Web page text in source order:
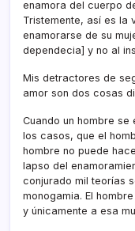
enamora del cuerpo
Tristemente, así­ es la
enamorarse de su
dependecia] y no al
Mis detractores de
amor son dos cosas
Cuando un hombre
los casos, que el
hombre no puede
lapso del
conjurado mil teorí­as
monogamia. El
y únicamente a esa